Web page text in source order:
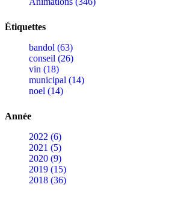
Étiquettes
bandol (63)
conseil (26)
vin (18)
municipal (14)
noel (14)
Année
2022 (6)
2021 (5)
2020 (9)
2019 (15)
2018 (36)